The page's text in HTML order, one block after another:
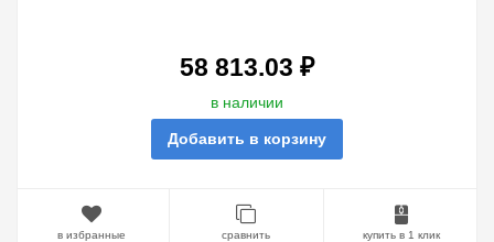
58 813.03 ₽
в наличии
Добавить в корзину
в избранные сравнить купить в 1 клик